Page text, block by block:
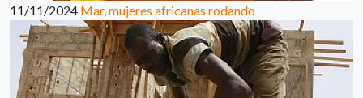
11/11/2024 Mar, mujeres africanas rodando